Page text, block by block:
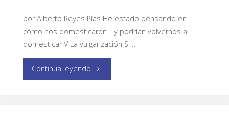
por Alberto Reyes Pías He estado pensando en
cómo nos domesticaron… y podrían volvernos a
domesticar V La vulgarización Si …
Continua leyendo